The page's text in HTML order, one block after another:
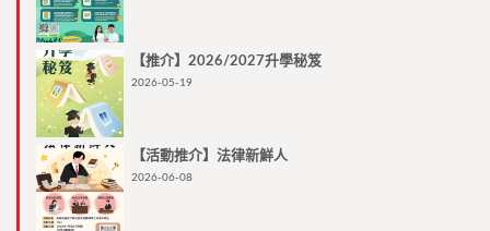
【推介】2026/2027升學秘笈
2026-05-19
【活動推介】法律新鮮人
2026-06-08